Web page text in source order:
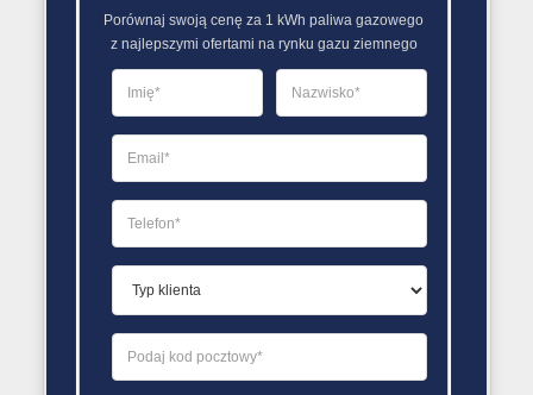
Butle gazowe Zwierzyniec
Gaz płynny Zwierzyniec
LPG Zwierzyniec
Dostawcy gazu Zwierzyniec
PORÓWNYWARKA OFERT GAZU
Porównaj swoją cenę za 1 kWh paliwa gazowego
z najlepszymi ofertami na rynku gazu ziemnego